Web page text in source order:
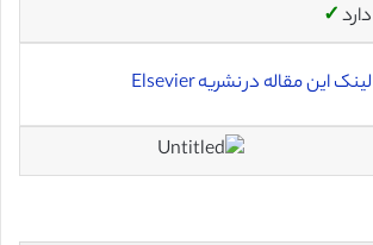
دارد✓
لینک این مقاله در نشریه Elsevier